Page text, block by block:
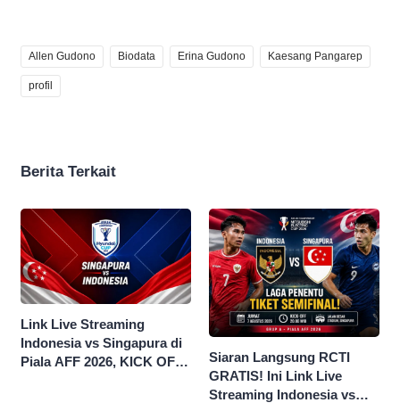
Allen Gudono Biodata Erina Gudono Kaesang Pangarep
profil
Berita Terkait
Link Live Streaming
Indonesia vs Singapura di
Piala AFF 2026, KICK OFF
Siaran Langsung RCTI
GRATIS! Ini Link Live
Streaming Indonesia vs